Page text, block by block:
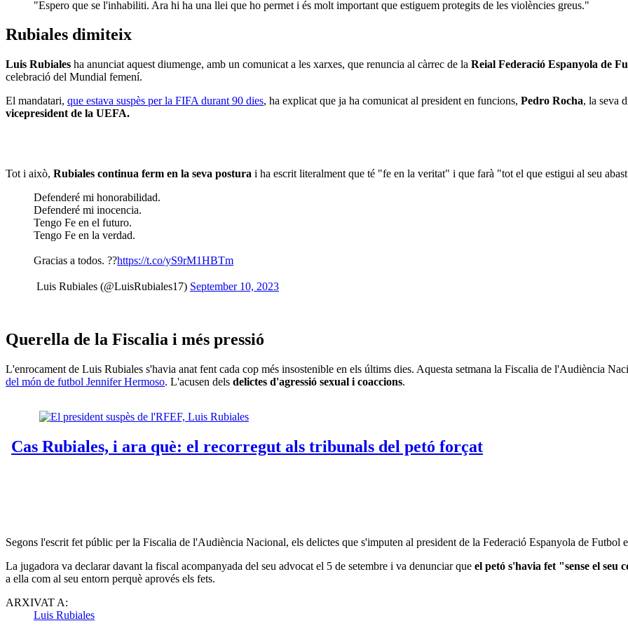
"Espero que se l'inhabiliti. Ara hi ha una llei que ho permet i és molt important que estiguem protegits de les violències greus."
Rubiales dimiteix
Luis Rubiales ha anunciat aquest diumenge, amb un comunicat a les xarxes, que renuncia al càrrec de la Reial Federació Espanyola de
celebració del Mundial femení.
El mandatari, que estava suspès per la FIFA durant 90 dies, ha explicat que ja ha comunicat al president en funcions, Pedro Rocha, la seva
vicepresident de la UEFA.
Tot i això, Rubiales continua ferm en la seva postura i ha escrit literalment que té "fe en la veritat" i que farà "tot el que estigui al seu
Defenderé mi honorabilidad.
Defenderé mi inocencia.
Tengo Fe en el futuro.
Tengo Fe en la verdad.
Gracias a todos. ??https://t.co/yS9rM1HBTm
 Luis Rubiales (@LuisRubiales17) September 10, 2023
Querella de la Fiscalia i més pressió
L'enrocament de Luis Rubiales s'havia anat fent cada cop més insostenible en els últims dies. Aquesta setmana la Fiscalia de l'Audiència
del món de futbol Jennifer Hermoso. L'acusen dels delictes d'agressió sexual i coaccions.
Segons l'escrit fet públic per la Fiscalia de l'Audiència Nacional, els delictes que s'imputen al president de la Federació Espanyola de Futbol
La jugadora va declarar davant la fiscal acompanyada del seu advocat el 5 de setembre i va denunciar que el petó s'havia fet "sense el seu
a ella com al seu entorn perquè aprovés els fets.
ARXIVAT A:
Luis Rubiales